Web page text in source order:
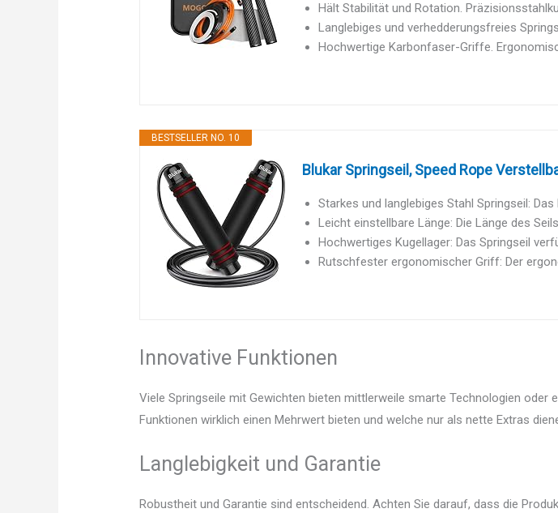
Hält Stabilität und Rotation.
Langlebiges und verhedderungsfreies
Hochwertige Karbonfaser-Griffe.
BESTSELLER NO. 10
Blukar Springseil, Speed Rope
Starkes und langlebiges Stahl Springseil:
Leicht einstellbare Länge: Die Länge des
Hochwertiges Kugellager: Das Springseil
Rutschfester ergonomischer Griff: Der
Innovative Funktionen
Viele Springseile mit Gewichten bieten mittlerweile smarte Technologien oder
Funktionen wirklich einen Mehrwert bieten und welche nur als nette Extras
Langlebigkeit und Garantie
Robustheit und Garantie sind entscheidend. Achten Sie darauf, dass die